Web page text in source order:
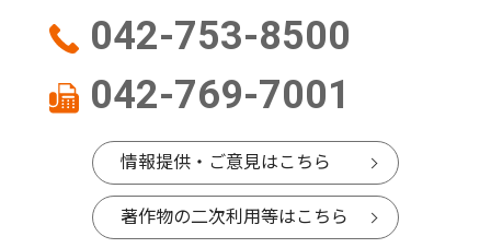
042-753-8500
042-769-7001
情報提供・ご意見はこちら
著作物の二次利用等はこちら